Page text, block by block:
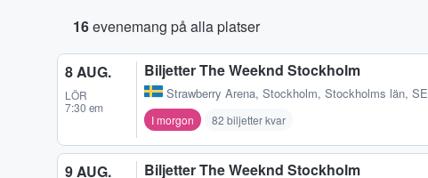
16evenemang på alla platser
8 AUG.
LÖR
7:30 em
Biljetter The Weeknd Stockholm
Strawberry Arena, Stockholm, Stockholms län, SE
I morgon 82 biljetter kvar
9 AUG. Biljetter The Weeknd Stockholm